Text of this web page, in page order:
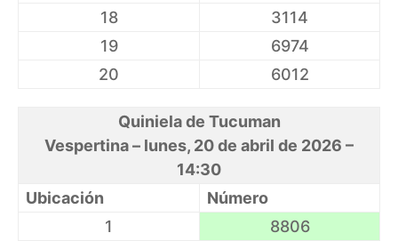
18
3114
19
6974
20
6012
Quiniela de Tucuman
Vespertina – lunes, 20 de abril de 2026 –
14:30
Ubicación
Número
1
8806